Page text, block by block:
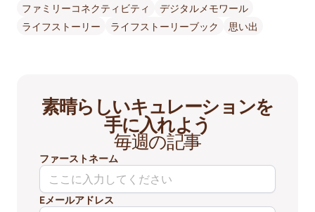
ファミリーコネクティビティ
デジタルメモワール
ライフストーリー
ライフストーリーブック 思い出
素晴らしいキュレーションを
手に入れよう
毎週の記事
ファーストネーム
Eメールアドレス